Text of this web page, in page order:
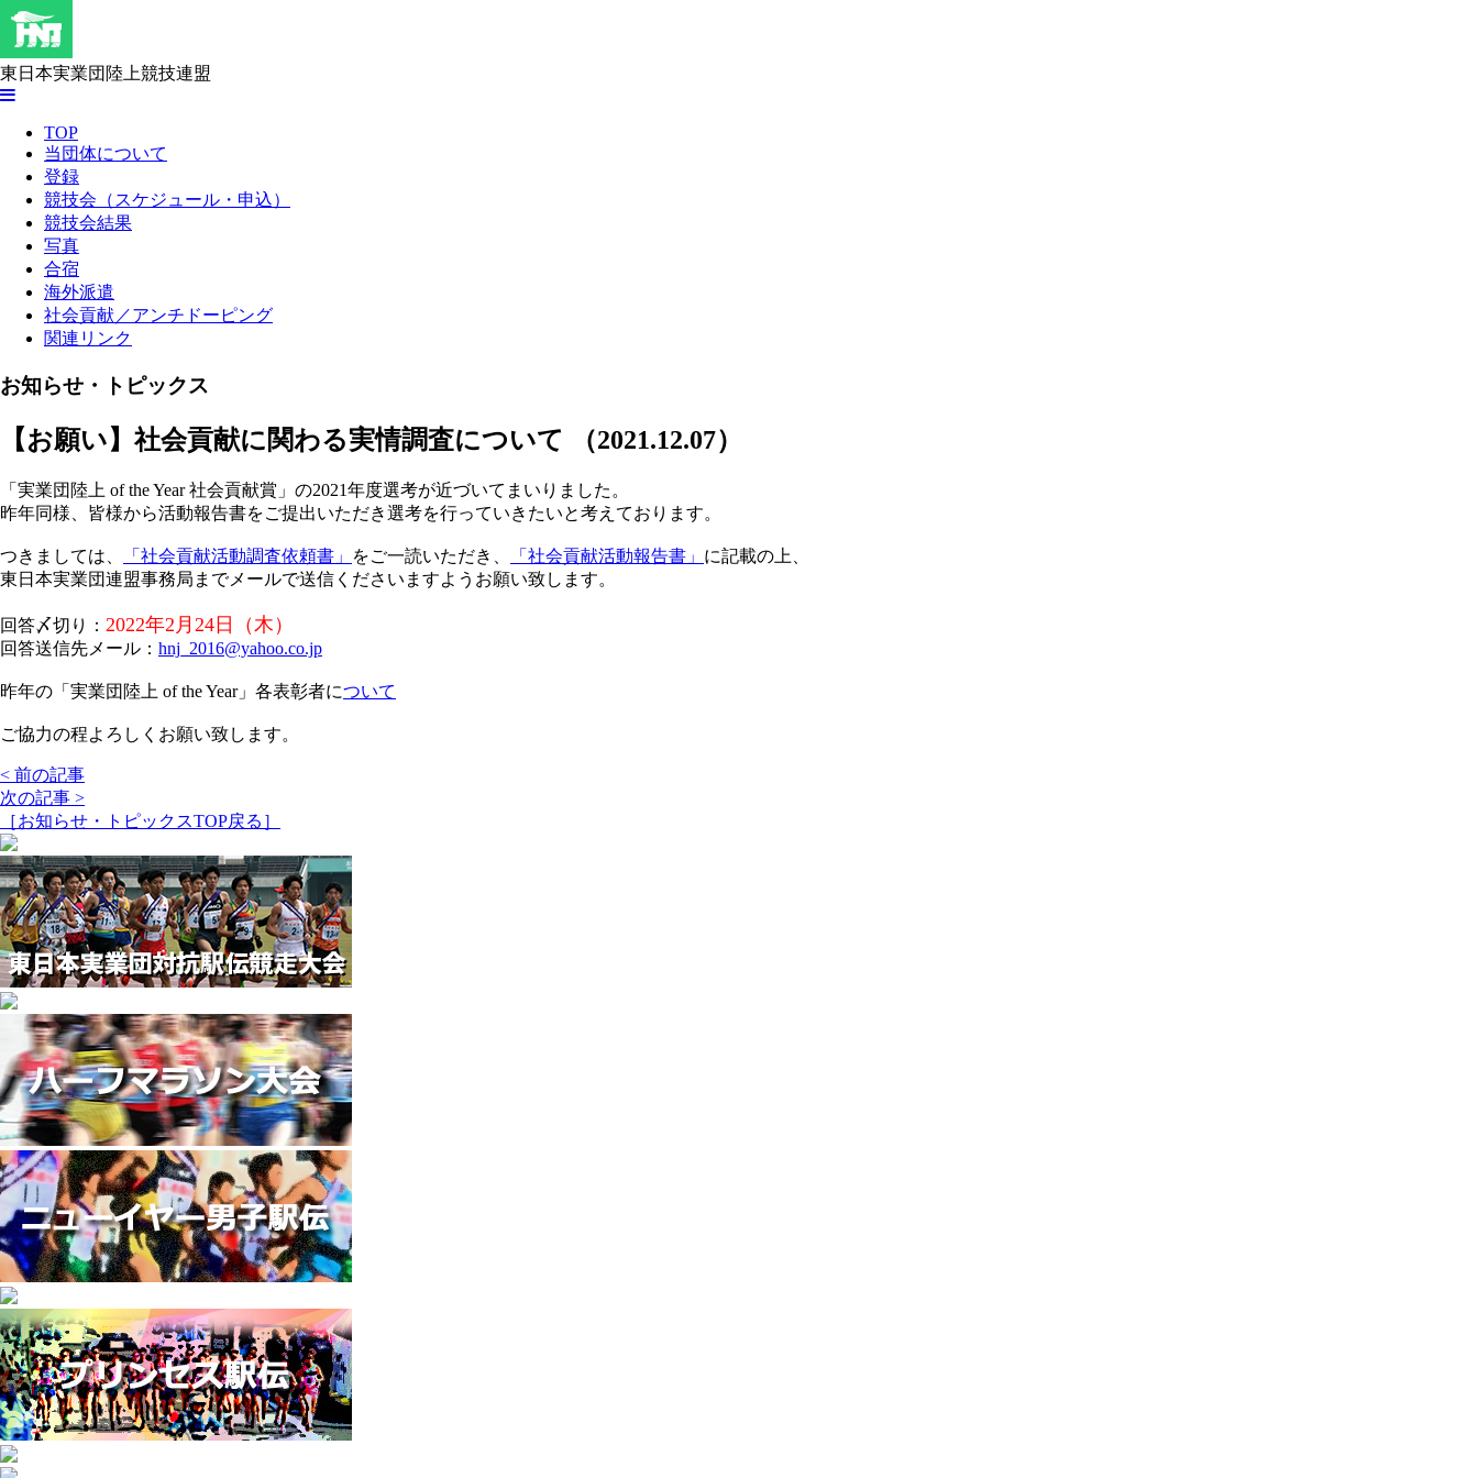
東日本実業団陸上競技連盟
TOP
当団体について
登録
競技会（スケジュール・申込）
競技会結果
写真
合宿
海外派遣
社会貢献／アンチドーピング
関連リンク
お知らせ・トピックス
【お願い】社会貢献に関わる実情調査について （2021.12.07）
「実業団陸上 of the Year 社会貢献賞」の2021年度選考が近づいてまいりました。
昨年同様、皆様から活動報告書をご提出いただき選考を行っていきたいと考えております。
つきましては、 「社会貢献活動調査依頼書」 をご一読いただき、 「社会貢献活動報告書」 に記載の上、
東日本実業団連盟事務局までメールで送信くださいますようお願い致します。
回答〆切り： 2022年2月24日（木）
回答送信先メール： hnj_2016@yahoo.co.jp
昨年の「実業団陸上 of the Year」各表彰者について
ご協力の程よろしくお願い致します。
< 前の記事
次の記事 >
［お知らせ・トピックスTOP戻る］